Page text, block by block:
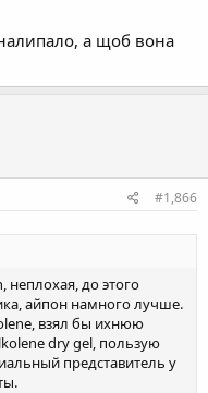
а щоб вона
#1,866
неплохая, до этого
айпон намного лучше.
взял бы ихнюю
dry gel, пользую
представитель у